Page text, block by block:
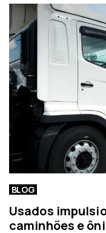
BLOG
Usados
caminhões e